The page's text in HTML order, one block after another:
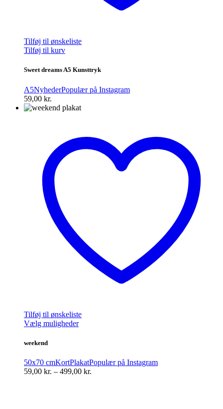
Tilføj til ønskeliste
Tilføj til kurv
Sweet dreams A5 Kunsttryk
A5NyhederPopulær på Instagram
59,00 kr.
Tilføj til ønskeliste
Vælg mulighederDette
varianter.
Mulighederne
kan
weekend
50x70 cmKortPlakatPopulær på Instagram
59,00 kr. – 499,00 kr.